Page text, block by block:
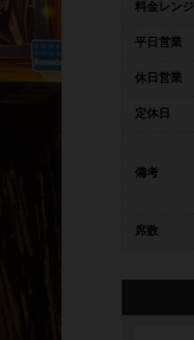
料金レンジ
平日営業
休日営業
定休日
備考
席数